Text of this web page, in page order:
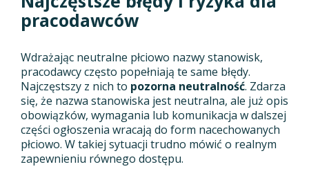
pracodawców
Wdrażając neutralne płciowo nazwy stanowisk,
pracodawcy często popełniają te same błędy.
Najczęstszy z nich to pozorna neutralność. Zdarza
się, że nazwa stanowiska jest neutralna, ale już opis
obowiązków, wymagania lub komunikacja w dalszej
części ogłoszenia wracają do form nacechowanych
płciowo. W takiej sytuacji trudno mówić o realnym
zapewnieniu równego dostępu.